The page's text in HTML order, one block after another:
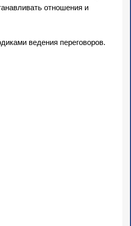
отношения и
ведения переговоров.